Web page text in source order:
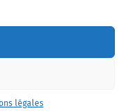
légales
(UE)